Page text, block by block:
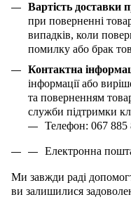
Вартість доставки
при поверненні
випадків, коли
помилку або брак
Контактна
інформації або
та поверненням
служби підтримки
Телефон: 067 885
Електронна
Ми завжди раді
ви залишилися